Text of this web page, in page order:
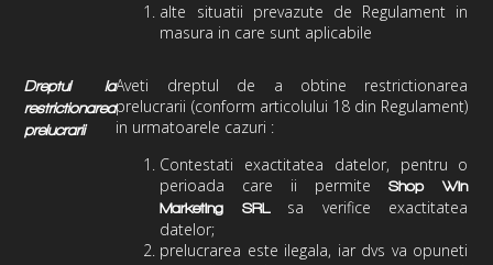
alte situatii prevazute de Regulament in
masura in care sunt aplicabile
Dreptul la
restrictionarea
prelucrarii
Aveti dreptul de a obtine restrictionarea
prelucrarii (conform articolului 18 din Regulament)
in urmatoarele cazuri :
Contestati exactitatea datelor, pentru o
perioada care ii permite
Shop Win
Marketing
SRL
sa verifice exactitatea
datelor;
prelucrarea este ilegala, iar dvs va opuneti